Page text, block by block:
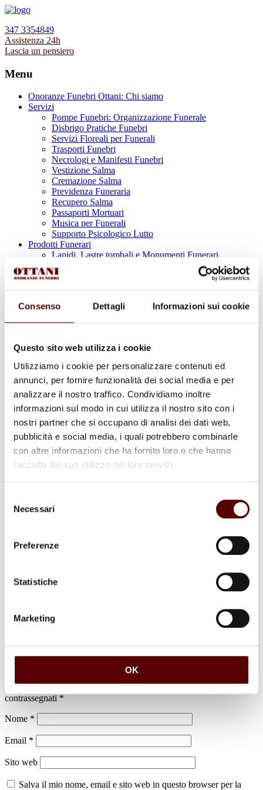
Consenso Dettagli Informazioni sui cookie
Questo sito web utilizza i cookie
Utilizziamo i cookie per personalizzare contenuti ed
annunci, per fornire funzionalità dei social media e per
analizzare il nostro traffico. Condividiamo inoltre
informazioni sul modo in cui utilizza il nostro sito con i
nostri partner che si occupano di analisi dei dati web,
pubblicità e social media, i quali potrebbero combinarle
con altre informazioni che ha fornito loro o che hanno
raccolto dal suo utilizzo dei loro servizi.
delNecessari
Preferenze
Statistiche
Marketing
OK
347 3354849
Assistenza 24h
Lascia un pensiero
Menu
Onoranze Funebri Ottani: Chi siamo
Servizi
Pompe Funebri: Organizzazione Funerale
Disbrigo Pratiche Funebri
Servizi Floreali per Funerali
Trasporti Funebri
Necrologi e Manifesti Funebri
Vestizione Salma
Cremazione Salma
Previdenza Funeraria
Recupero Salma
Passaporti Mortuari
Musica per Funerali
Supporto Psicologico Lutto
Prodotti Funerari
Lapidi, Lastre tombali e Monumenti Funerari
Urne Cinerarie
Allestimento Funebre
Necrologi
per:
Irma Maccaferri
ved. Bertolini
6 Settembre 1947 - 14 Aprile 2022
Cimitero di Granarolo dell'Emilia
Il tuo indirizzo email non sarà pubblicato. I campi obbligatori sono
contrassegnati *
Nome *
Email *
Sito web
Salva il mio nome, email e sito web in questo browser per la